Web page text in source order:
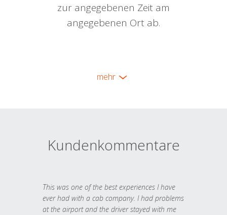
zur angegebenen Zeit am
angegebenen Ort ab.
mehr
Kundenkommentare
This was one of the best experiences I have
ever had with a cab company. I had problems
at the airport and the driver stayed with me